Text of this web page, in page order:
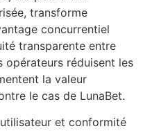
transforme
concurrentiel
transparente entre
opérateurs réduisent les
la valeur
le cas de LunaBet.
et conformité